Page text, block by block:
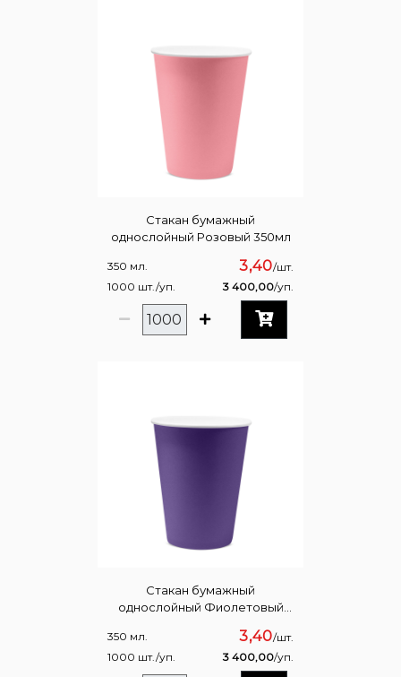
Стакан бумажный
однослойный Розовый 350мл
350 мл. 3,40/шт.
1000 шт./уп.
3 400,00/уп.
Стакан бумажный
однослойный Фиолетовый
350 мл. 3,40/шт.
1000 шт./уп.
3 400,00/уп.